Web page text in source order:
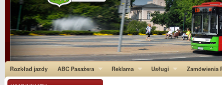
Rozkład jazdy ABC Pasażera Reklama Usługi Zamówienia